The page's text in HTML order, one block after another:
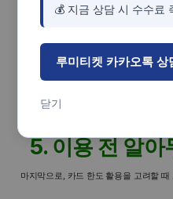
5. 이용 전 알아
마지막으로, 카드 한도 활용을 고려할
💰 지금 상담 시 수수료
루미티켓 카카오톡 상
닫기